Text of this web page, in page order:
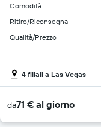
Comodità
Ritiro/Riconsegna
Qualità/Prezzo
4 filiali a Las Vegas
da71 € al giorno